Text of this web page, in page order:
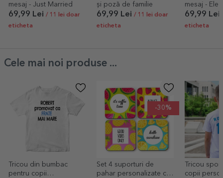
mesaj - Just Married
69,99 Lei / 11 lei doar
eticheta
și poză de familie
69,99 Lei / 11 lei doar
eticheta
mesaj -
Christmas
69,99 Lei
eticheta
Cele mai noi produse ...
Tricou din bumbac
pentru copii
-30%
Set 4 suporturi de
pahar personalizate cu
Tricou
copii